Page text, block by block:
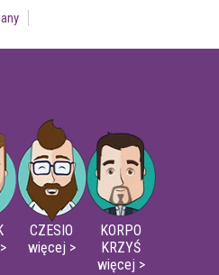
CZESIO
więcej >
KORPO
KRZYŚ
więcej >